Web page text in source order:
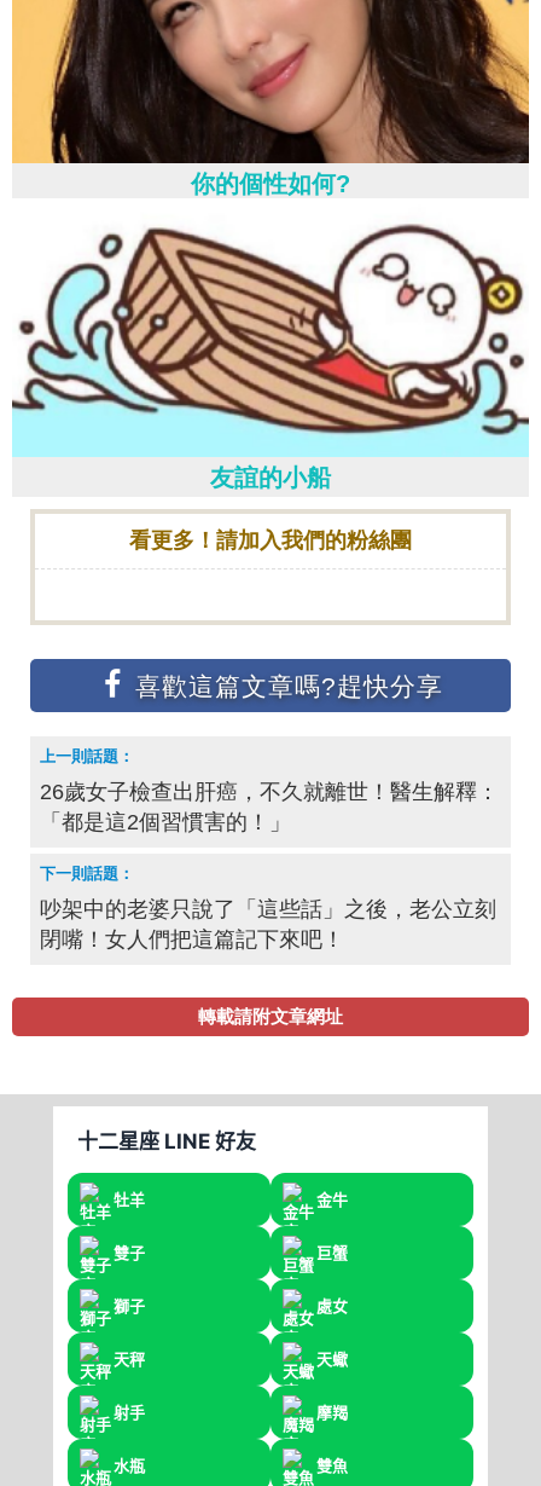
你的個性如何?
友誼的小船
看更多！請加入我們的粉絲團
26歲女子檢查出肝癌，不久就離世！醫生解釋：
「都是這2個習慣害的！」
吵架中的老婆只說了「這些話」之後，老公立刻
閉嘴！女人們把這篇記下來吧！
轉載請附文章網址